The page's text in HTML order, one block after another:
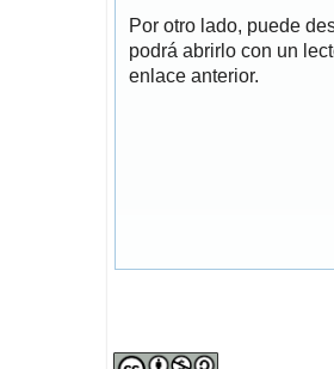
Por otro lado, puede
podrá abrirlo con un
enlace anterior.